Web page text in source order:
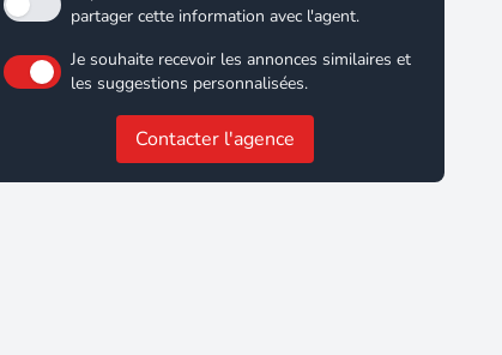
partager cette information avec l'agent.
Je souhaite recevoir les annonces similaires et
les suggestions personnalisées.
Contacter l'agence